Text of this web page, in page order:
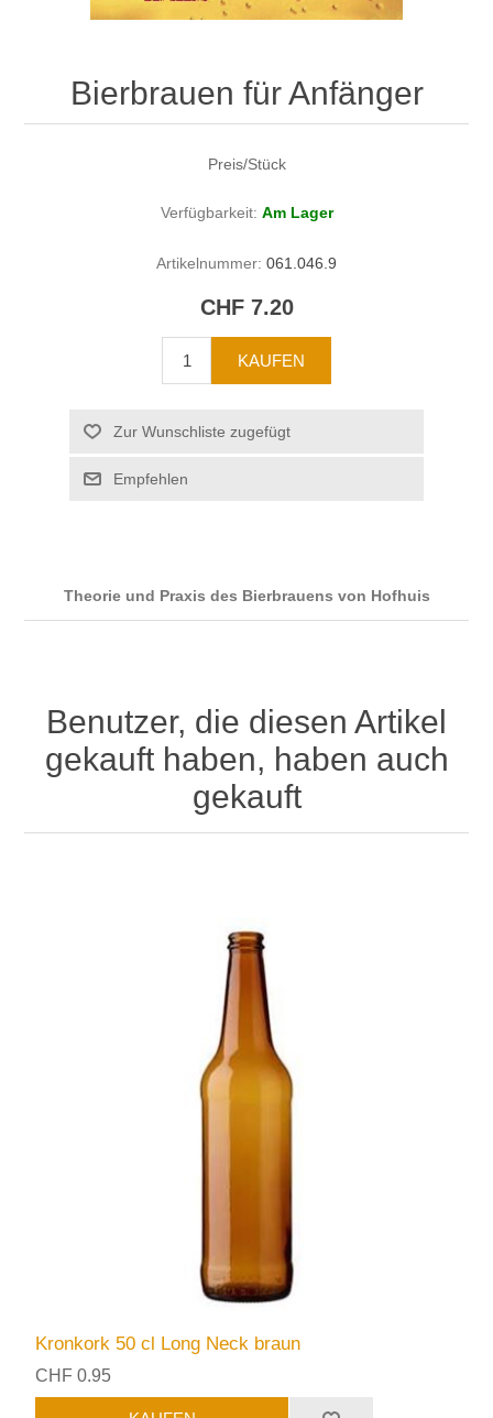
Bierbrauen für Anfänger
Preis/Stück
Verfügbarkeit: Am Lager
Artikelnummer: 061.046.9
CHF 7.20
Theorie und Praxis des Bierbrauens von Hofhuis
Benutzer, die diesen Artikel
gekauft haben, haben auch
gekauft
Kronkork 50 cl Long Neck braun
CHF 0.95